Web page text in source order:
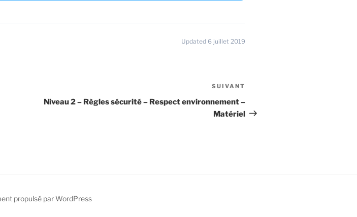
Updated 6 juillet 2019
SUIVANT
Niveau 2 – Règles sécurité – Respect environnement –
Matériel
propulsé par WordPress